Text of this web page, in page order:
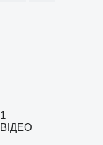
1
ВІДЕО